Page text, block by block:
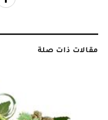
مقالات ذات صلة